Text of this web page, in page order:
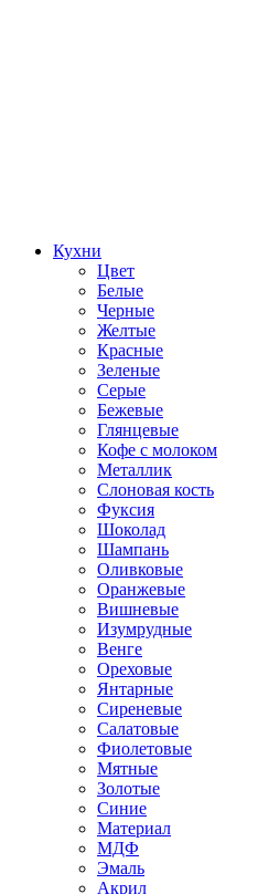
Кухни
Цвет
Белые
Черные
Желтые
Красные
Зеленые
Серые
Бежевые
Глянцевые
Кофе с молоком
Металлик
Слоновая кость
Фуксия
Шоколад
Шампань
Оливковые
Оранжевые
Вишневые
Изумрудные
Венге
Ореховые
Янтарные
Сиреневые
Салатовые
Фиолетовые
Мятные
Золотые
Синие
Материал
МДФ
Эмаль
Акрил